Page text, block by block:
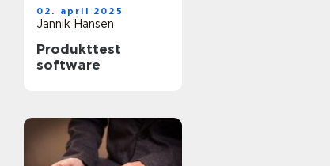
02. april 2025
Jannik Hansen
Produkttest
software